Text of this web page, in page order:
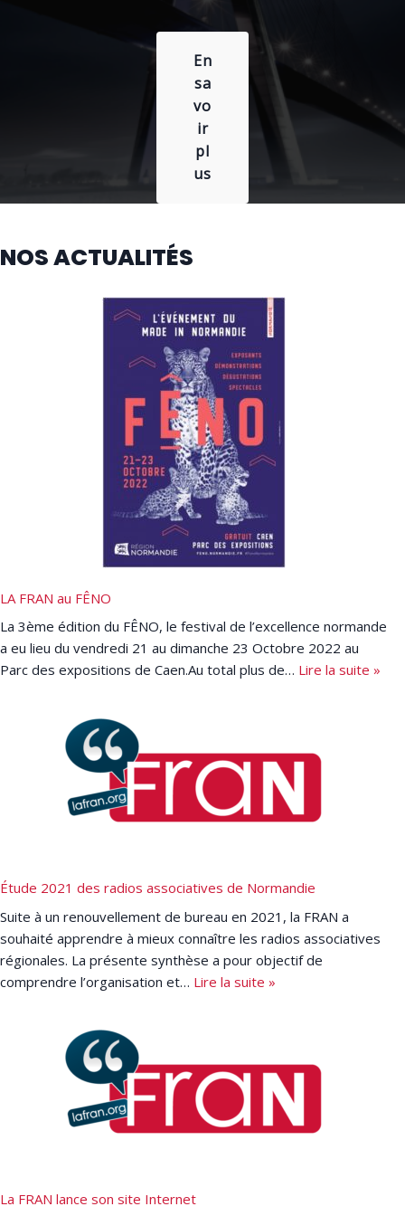
En
sa
vo
ir
pl
us
NOS ACTUALITÉS
LA FRAN au FÊNO
La 3ème édition du FÊNO, le festival de l’excellence normande
a eu lieu du vendredi 21 au dimanche 23 Octobre 2022 au
Parc des expositions de Caen.Au total plus de… Lire la suite »
Étude 2021 des radios associatives de Normandie
Suite à un renouvellement de bureau en 2021, la FRAN a
souhaité apprendre à mieux connaître les radios associatives
régionales. La présente synthèse a pour objectif de
comprendre l’organisation et… Lire la suite »
La FRAN lance son site Internet